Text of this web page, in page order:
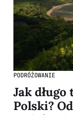
PODRÓŻOWANIE
Jak
Polski?